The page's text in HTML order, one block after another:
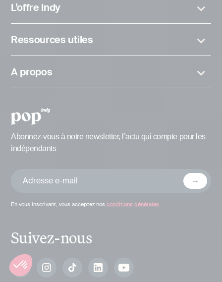
L’offre Indy
Ressources utiles
A propos
Abonnez-vous à notre newsletter, l’actu qui compte pour les
indépendants
En vous inscrivant, vous acceptez nos conditions générales
Suivez-nous